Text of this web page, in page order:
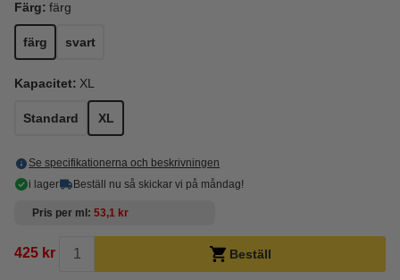
Färg: färg
färg svart
Kapacitet: XL
Standard XL
Se specifikationerna och beskrivningen
i lager
Beställ nu så skickar vi på måndag!
Pris per ml 53,1 kr
425 kr Beställ